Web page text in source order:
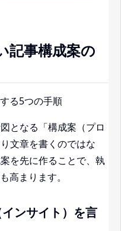
記事構成案の
となる「構成案（プロ
文章を書くのではな
を先に作ることで、執
高まります。
ンサイト）を言